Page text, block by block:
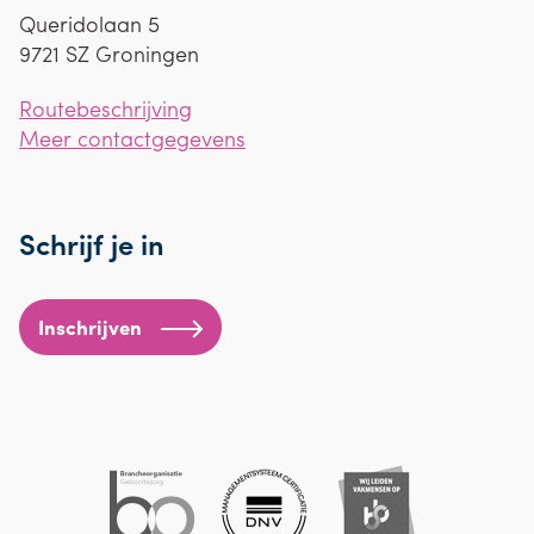
Queridolaan 5
9721 SZ Groningen
Routebeschrijving
Meer contactgegevens
Schrijf je in
Inschrijven